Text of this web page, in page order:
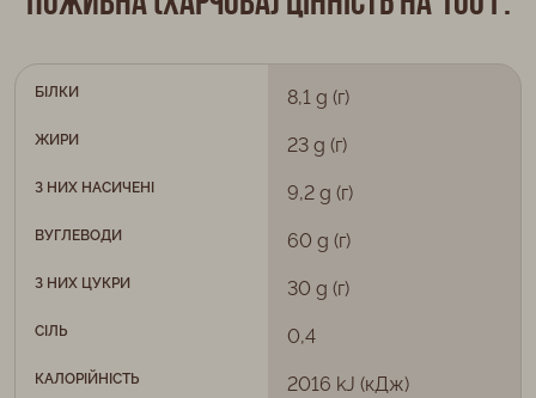
БІЛКИ 8,1 g (г)
ЖИРИ 23 g (г)
З НИХ НАСИЧЕНІ 9,2 g (г)
ВУГЛЕВОДИ 60 g (г)
З НИХ ЦУКРИ 30 g (г)
СІЛЬ 0,4
КАЛОРІЙНІСТЬ
2016 kJ (кДж)